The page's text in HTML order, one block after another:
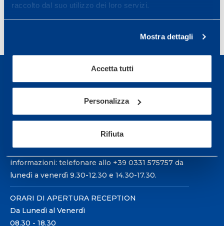
raccolto dal suo utilizzo dei loro servizi.
Mostra dettagli
Accetta tutti
Personalizza
Rifiuta
Sport Service Mapei S.r.l. - Via Busto Fagnano 38,
Per prenotare una visita o avere ulteriori
informazioni: telefonare allo +39 0331 575757 da
lunedì a venerdì 9.30-12.30 e 14.30-17.30.
ORARI DI APERTURA RECEPTION
Da Lunedì al Venerdì
08.30 - 18.30